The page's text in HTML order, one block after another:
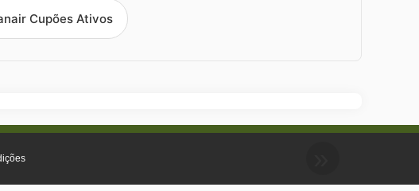
Cupões Ativos